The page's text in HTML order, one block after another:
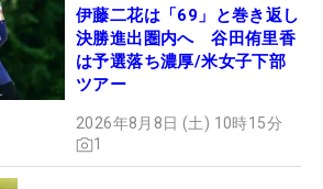
伊藤二花は「69」と巻き返し
決勝進出圏内へ 谷田侑里香
は予選落ち濃厚/米女子下部
ツアー
2026年8月8日 (土) 10時15分
1